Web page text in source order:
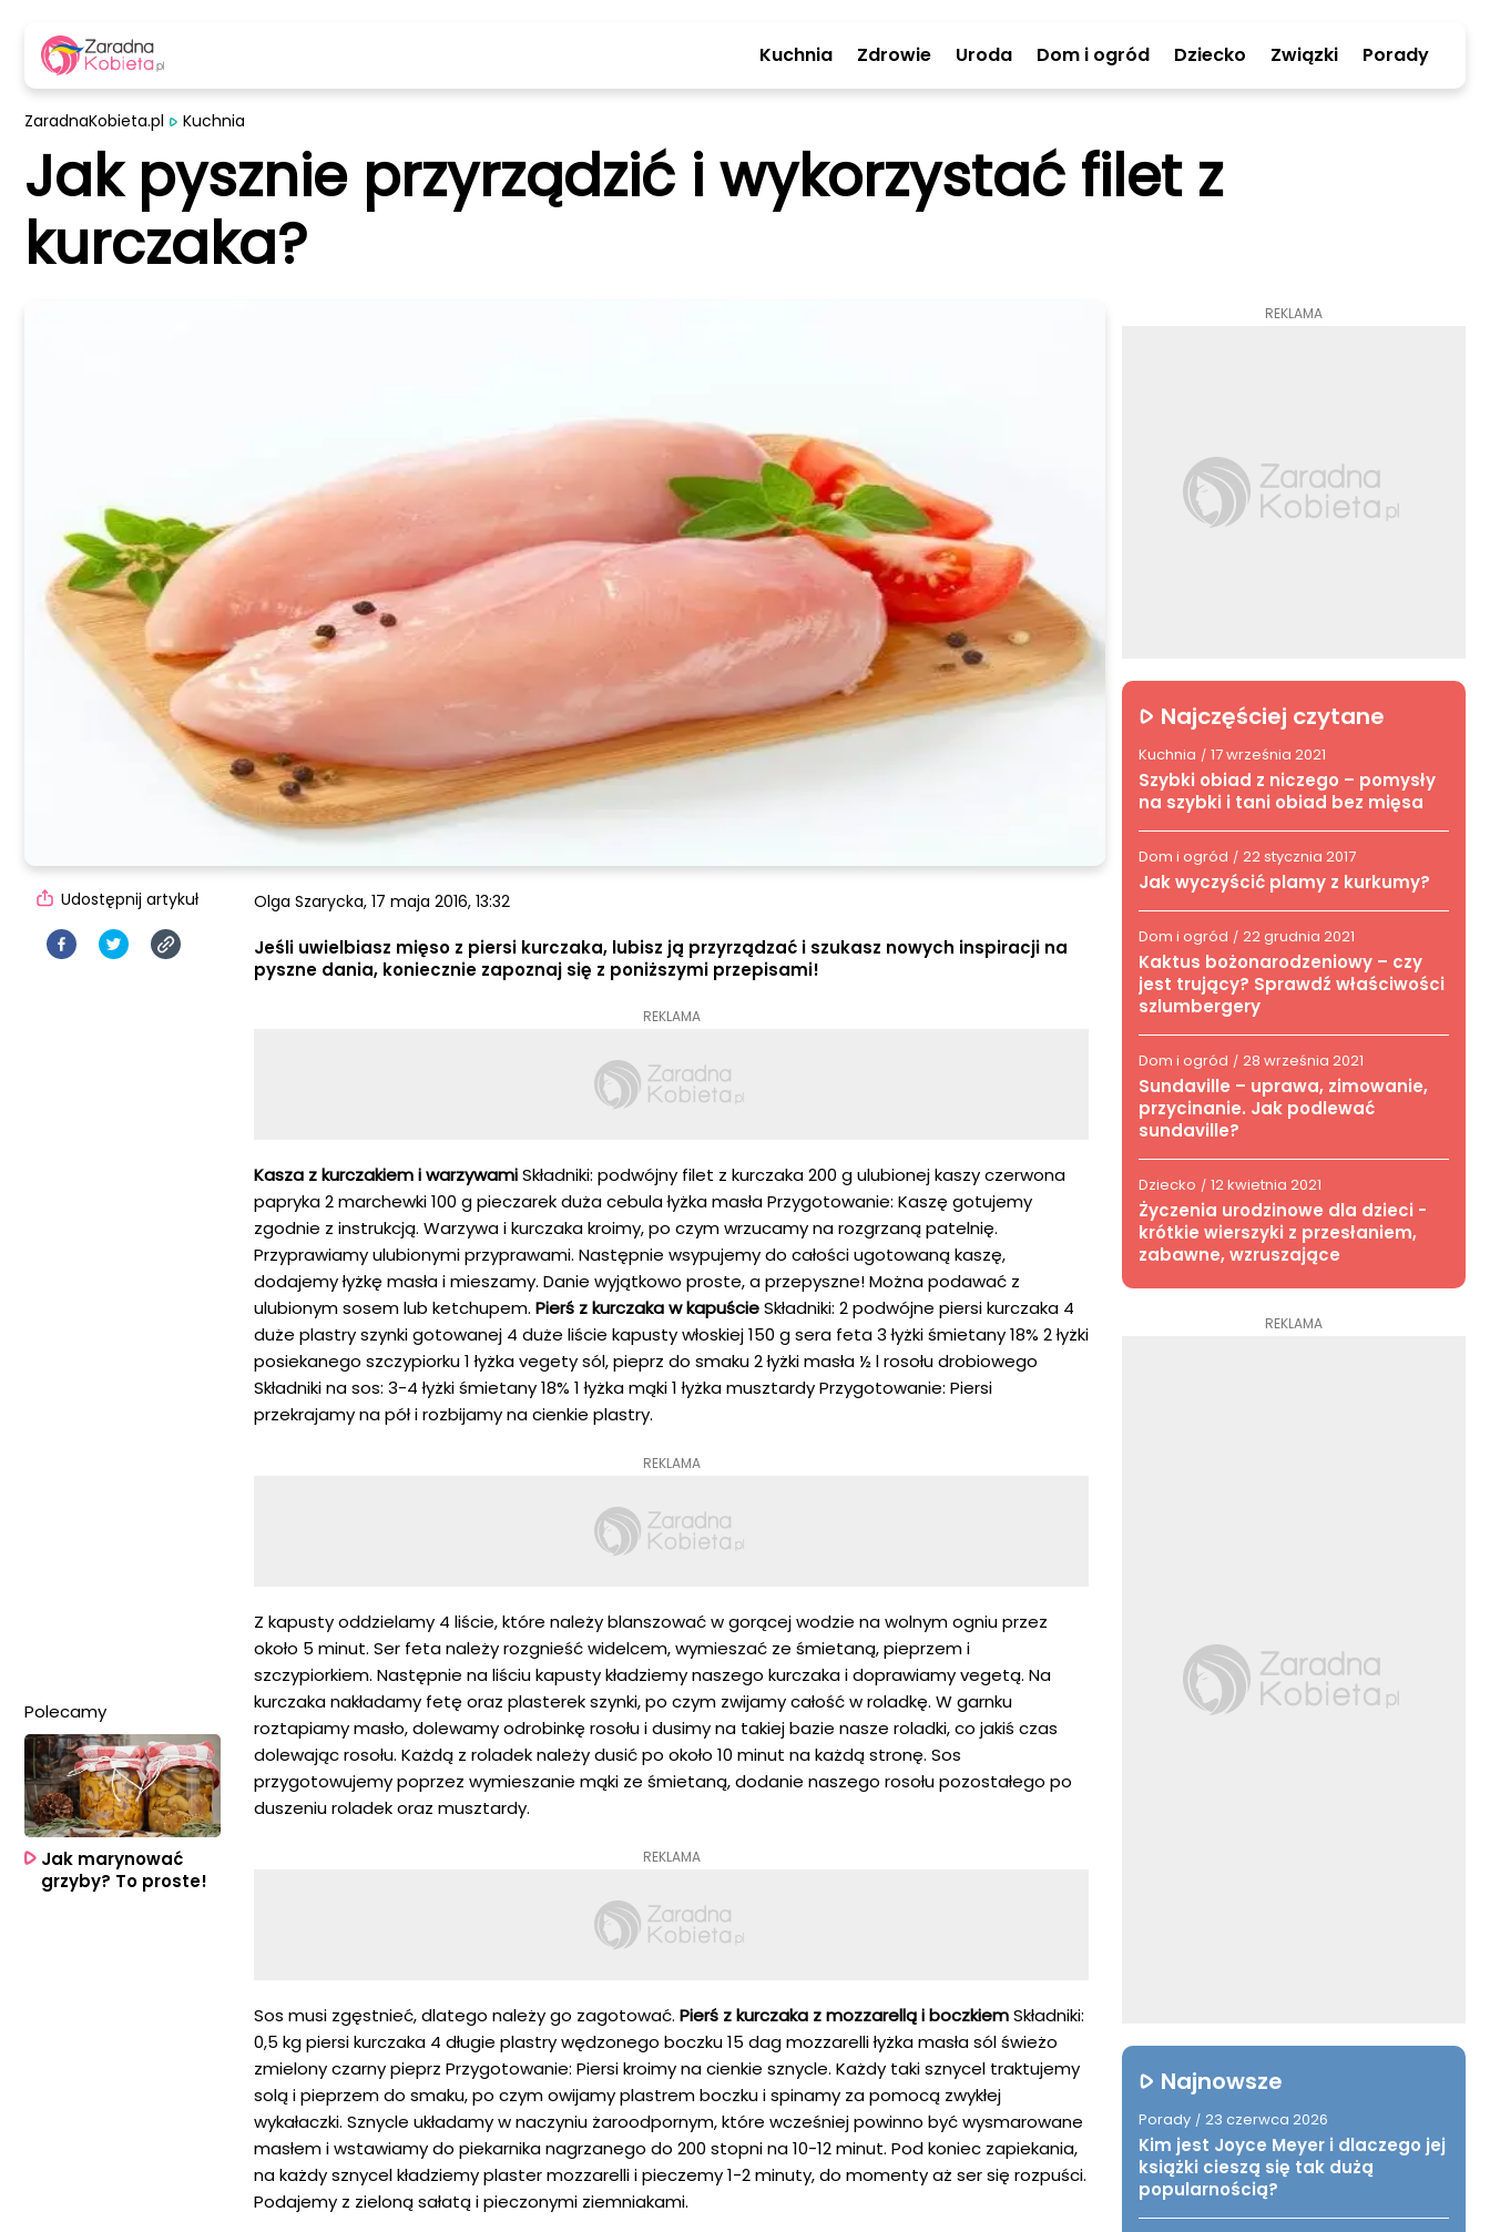
Kuchnia Zdrowie Uroda Dom i ogród Dziecko Związki Porady
ZaradnaKobieta.pl Kuchnia
Jak pysznie przyrządzić i wykorzystać filet z
kurczaka?
Olga Szarycka, 17 maja 2016, 13:32
Jeśli uwielbiasz mięso z piersi kurczaka, lubisz ją przyrządzać i szukasz nowych inspiracji na
pyszne dania, koniecznie zapoznaj się z poniższymi przepisami!
REKLAMA
Kasza z kurczakiem i warzywamiSkładniki: podwójny filet z kurczaka 200 g ulubionej kaszy czerwona
papryka 2 marchewki 100 g pieczarek duża cebula łyżka masła Przygotowanie: Kaszę gotujemy
zgodnie z instrukcją. Warzywa i kurczaka kroimy, po czym wrzucamy na rozgrzaną patelnię.
Przyprawiamy ulubionymi przyprawami. Następnie wsypujemy do całości ugotowaną kaszę,
dodajemy łyżkę masła i mieszamy. Danie wyjątkowo proste, a przepyszne! Można podawać z
ulubionym sosem lub ketchupem. Pierś z kurczaka w kapuścieSkładniki: 2 podwójne piersi kurczaka 4
duże plastry szynki gotowanej 4 duże liście kapusty włoskiej 150 g sera feta 3 łyżki śmietany 18% 2 łyżki
posiekanego szczypiorku 1 łyżka vegety sól, pieprz do smaku 2 łyżki masła ½ l rosołu drobiowego
Składniki na sos: 3-4 łyżki śmietany 18% 1 łyżka mąki 1 łyżka musztardy Przygotowanie: Piersi
przekrajamy na pół i rozbijamy na cienkie plastry.
REKLAMA
Z kapusty oddzielamy 4 liście, które należy blanszować w gorącej wodzie na wolnym ogniu przez
około 5 minut. Ser feta należy rozgnieść widelcem, wymieszać ze śmietaną, pieprzem i
szczypiorkiem. Następnie na liściu kapusty kładziemy naszego kurczaka i doprawiamy vegetą. Na
kurczaka nakładamy fetę oraz plasterek szynki, po czym zwijamy całość w roladkę. W garnku
roztapiamy masło, dolewamy odrobinkę rosołu i dusimy na takiej bazie nasze roladki, co jakiś czas
dolewając rosołu. Każdą z roladek należy dusić po około 10 minut na każdą stronę. Sos
przygotowujemy poprzez wymieszanie mąki ze śmietaną, dodanie naszego rosołu pozostałego po
duszeniu roladek oraz musztardy.
REKLAMA
Sos musi zgęstnieć, dlatego należy go zagotować. Pierś z kurczaka z mozzarellą i boczkiemSkładniki:
0,5 kg piersi kurczaka 4 długie plastry wędzonego boczku 15 dag mozzarelli łyżka masła sól świeżo
zmielony czarny pieprz Przygotowanie: Piersi kroimy na cienkie sznycle. Każdy taki sznycel traktujemy
solą i pieprzem do smaku, po czym owijamy plastrem boczku i spinamy za pomocą zwykłej
wykałaczki. Sznycle układamy w naczyniu żaroodpornym, które wcześniej powinno być wysmarowane
masłem i wstawiamy do piekarnika nagrzanego do 200 stopni na 10-12 minut. Pod koniec zapiekania,
na każdy sznycel kładziemy plaster mozzarelli i pieczemy 1-2 minuty, do momenty aż ser się rozpuści.
Podajemy z zieloną sałatą i pieczonymi ziemniakami.
Udostępnij artykuł
Polecamy
Jak marynować
grzyby? To proste!
REKLAMA
Najczęściej czytane
Kuchnia / 17 września 2021
Szybki obiad z niczego – pomysły
na szybki i tani obiad bez mięsa
Dom i ogród / 22 stycznia 2017
Jak wyczyścić plamy z kurkumy?
Dom i ogród / 22 grudnia 2021
Kaktus bożonarodzeniowy – czy
jest trujący? Sprawdź właściwości
szlumbergery
Dom i ogród / 28 września 2021
Sundaville – uprawa, zimowanie,
przycinanie. Jak podlewać
sundaville?
Dziecko / 12 kwietnia 2021
Życzenia urodzinowe dla dzieci -
krótkie wierszyki z przesłaniem,
zabawne, wzruszające
REKLAMA
Najnowsze
Porady / 23 czerwca 2026
Kim jest Joyce Meyer i dlaczego jej
książki cieszą się tak dużą
popularnością?